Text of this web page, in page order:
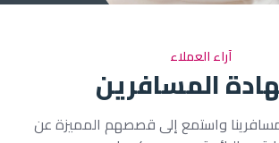
آراء العملاء
المسافرين
واستمع إلى قصصهم المميزة عن